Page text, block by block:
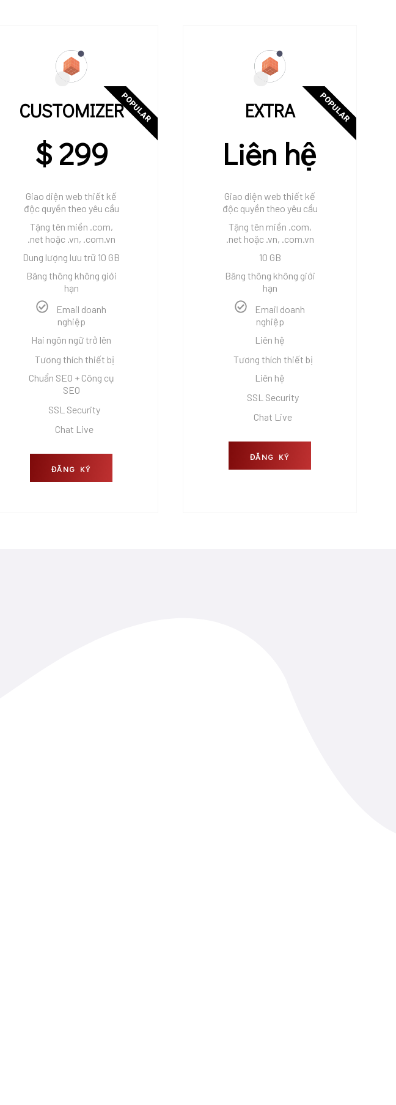
CUSTOMIZER
$ 299
Giao diện web thiết kế
độc quyền theo yêu cầu
Tặng tên miền .com,
.net hoặc .vn, .com.vn
Dung lượng lưu trữ 10 GB
Băng thông không giới
hạn
Email doanh
nghiệp
Hai ngôn ngữ trở lên
Tương thích thiết bị
Chuẩn SEO + Công cụ
SEO
SSL Security
Chat Live
ĐĂNG KÝ
POPULAR EXTRA
Liên hệ
Giao diện web thiết kế
độc quyền theo yêu cầu
Tặng tên miền .com,
.net hoặc .vn, .com.vn
10 GB
Băng thông không giới
hạn
Email doanh
nghiệp
Liên hệ
Tương thích thiết bị
Liên hệ
SSL Security
Chat Live
ĐĂNG KÝ
POPULAR